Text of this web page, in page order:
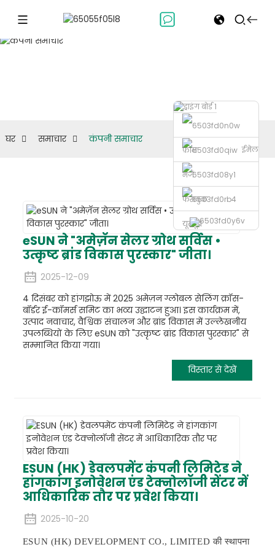
फ़ोन ईमेल
भेजें
फेसबुक
यूट्यूब
घर समाचार कंपनी समाचार
eSUN ने "अमेज़ॅन सेलर ग्रोथ सर्विस •
उत्कृष्ट ब्रांड विकास पुरस्कार" जीता।
2025-12-09
4 दिसंबर को हांगझोऊ में 2025 अमेज़न ग्लोबल सेलिंग क्रॉस-
बॉर्डर ई-कॉमर्स समिट का भव्य उद्घाटन हुआ। इस कार्यक्रम में,
उत्पाद नवाचार, वैश्विक संचालन और ब्रांड विकास में उल्लेखनीय
उपलब्धियों के लिए eSUN को "उत्कृष्ट ब्रांड विकास पुरस्कार" से
सम्मानित किया गया।
विस्तार से देखें
ESUN (HK) डेवलपमेंट कंपनी लिमिटेड ने
हांगकांग इनोवेशन एंड टेक्नोलॉजी सेंटर में
आधिकारिक तौर पर प्रवेश किया।
2025-10-20
ESUN (HK) DEVELOPMENT CO., LIMITED की स्थापना